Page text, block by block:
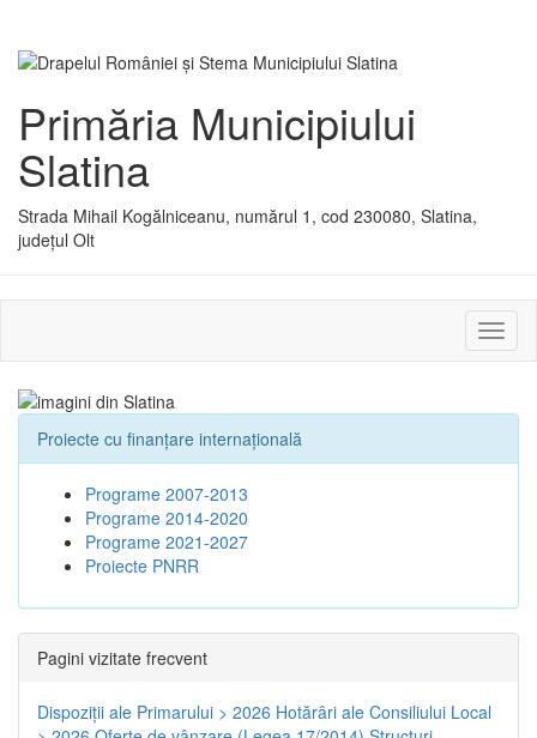
Primăria Municipiului
Slatina
Strada Mihail Kogălniceanu, numărul 1, cod 230080, Slatina,
județul Olt
sau
Proiecte cu finanţare internaţională
Programe 2007-2013
Programe 2014-2020
Programe 2021-2027
Proiecte PNRR
Pagini vizitate frecvent
Dispoziţii ale Primarului > 2026 Hotărâri ale Consiliului Local